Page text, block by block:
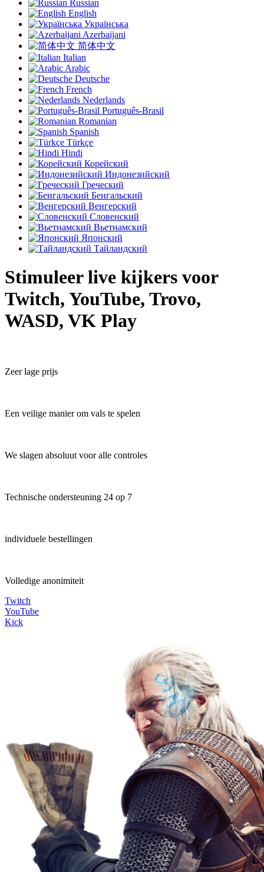
Russian
English
Українська
Azerbaijani
简体中文
Italian
Arabic
Deutsche
French
Nederlands
Português-Brasil
Romanian
Spanish
Türkçe
Hindi
Корейский
Индонезийский
Греческий
Бенгальский
Венгерский
Словенский
Вьетнамский
Японский
Тайландский
Stimuleer live kijkers voor
Twitch, YouTube, Trovo,
WASD, VK Play
Zeer lage prijs
Een veilige manier om vals te spelen
We slagen absoluut voor alle controles
Technische ondersteuning 24 op 7
individuele bestellingen
Volledige anonimiteit
Twitch
YouTube
Kick